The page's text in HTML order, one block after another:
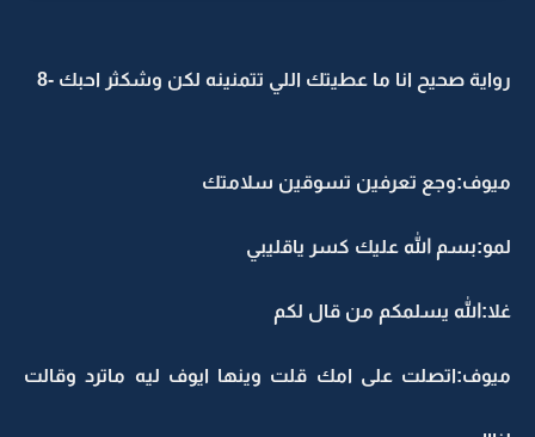
رواية صحيح انا ما عطيتك اللي تتمنينه لكن وشكثر احبك -8
ميوف:وجع تعرفين تسوقين سلامتك
لمو:بسم الله عليك كسر ياقليبي
غلا:الله يسلمكم من قال لكم
ميوف:اتصلت على امك قلت وينها ايوف ليه ماترد وقالت